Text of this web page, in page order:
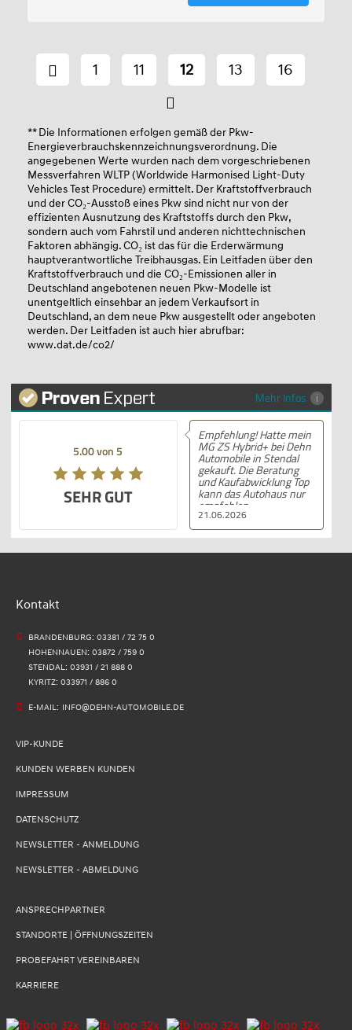
1 11 12 13 16
** Die Informationen erfolgen gemäß der Pkw-
Energieverbrauchskennzeichnungsverordnung. Die
angegebenen Werte wurden nach dem vorgeschriebenen
Messverfahren WLTP (Worldwide Harmonised Light-Duty
Vehicles Test Procedure) ermittelt. Der Kraftstoffverbrauch
und der CO₂-Ausstoß eines Pkw sind nicht nur von der
effizienten Ausnutzung des Kraftstoffs durch den Pkw,
sondern auch vom Fahrstil und anderen nichttechnischen
Faktoren abhängig. CO₂ ist das für die Erderwärmung
hauptverantwortliche Treibhausgas. Ein Leitfaden über den
Kraftstoffverbrauch und die CO₂-Emissionen aller in
Deutschland angebotenen neuen Pkw-Modelle ist
unentgeltlich einsehbar an jedem Verkaufsort in
Deutschland, an dem neue Pkw ausgestellt oder angeboten
werden. Der Leitfaden ist auch hier abrufbar:
www.dat.de/co2/
Mehr Infos
5.00 von 5
SEHR GUT
21.06.2026
Empfehlung! Hatte mein
MG ZS Hybrid+ bei Dehn
Automobile in Stendal
gekauft. Die Beratung
und Kaufabwicklung Top
kann das Autohaus nur
empfehlen .
Kontakt
BRANDENBURG: 03381 / 72 75 0
HOHENNAUEN: 03872 / 759 0
STENDAL: 03931 / 21 888 0
KYRITZ: 033971 / 886 0
E-MAIL: INFO@DEHN-AUTOMOBILE.DE
VIP-KUNDE
KUNDEN WERBEN KUNDEN
IMPRESSUM
DATENSCHUTZ
NEWSLETTER - ANMELDUNG
NEWSLETTER - ABMELDUNG
ANSPRECHPARTNER
STANDORTE | ÖFFNUNGSZEITEN
PROBEFAHRT VEREINBAREN
KARRIERE